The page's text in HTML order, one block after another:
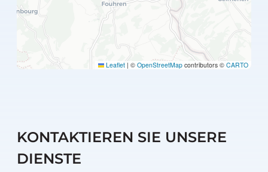
Leaflet | © OpenStreetMap contributors © CARTO
KONTAKTIEREN SIE UNSERE
DIENSTE